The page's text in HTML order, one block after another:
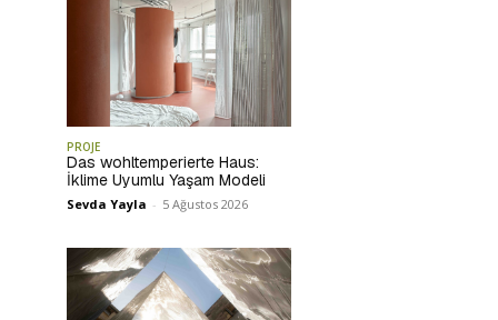
PROJE
Das wohltemperierte Haus:
İklime Uyumlu Yaşam Modeli
Sevda Yayla - 5 Ağustos 2026